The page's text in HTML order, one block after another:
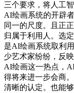
三个要求，将人工
AI绘画系统的开辟
同一的尺度。且正
归属于利用人。选
是AI绘画系统取利
少艺术家纷纷，反
AI绘画这一热点，
得将来进一步会商
清晰的认定。也能